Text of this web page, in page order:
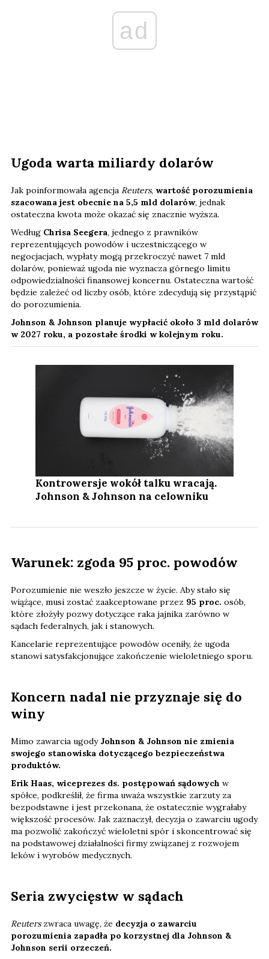
ad
Ugoda warta miliardy dolarów
Jak poinformowała agencja Reuters, wartość porozumienia
szacowana jest obecnie na 5,5 mld dolarów, jednak
ostateczna kwota może okazać się znacznie wyższa.
Według Chrisa Seegera, jednego z prawników
reprezentujących powodów i uczestniczącego w
negocjacjach, wypłaty mogą przekroczyć nawet 7 mld
dolarów, ponieważ ugoda nie wyznacza górnego limitu
odpowiedzialności finansowej koncernu. Ostateczna wartość
będzie zależeć od liczby osób, które zdecydują się przystąpić
do porozumienia.
Johnson & Johnson planuje wypłacić około 3 mld dolarów
w 2027 roku, a pozostałe środki w kolejnym roku.
Kontrowersje wokół talku wracają.
Johnson & Johnson na celowniku
Warunek: zgoda 95 proc. powodów
Porozumienie nie weszło jeszcze w życie. Aby stało się
wiążące, musi zostać zaakceptowane przez 95 proc. osób,
które złożyły pozwy dotyczące raka jajnika zarówno w
sądach federalnych, jak i stanowych.
Kancelarie reprezentujące powodów oceniły, że ugoda
stanowi satysfakcjonujące zakończenie wieloletniego sporu.
Koncern nadal nie przyznaje się do
winy
Mimo zawarcia ugody Johnson & Johnson nie zmienia
swojego stanowiska dotyczącego bezpieczeństwa
produktów.
Erik Haas, wiceprezes ds. postępowań sądowych w
spółce, podkreślił, że firma uważa wszystkie zarzuty za
bezpodstawne i jest przekonana, że ostatecznie wygrałaby
większość procesów. Jak zaznaczył, decyzja o zawarciu ugody
ma pozwolić zakończyć wieloletni spór i skoncentrować się
na podstawowej działalności firmy związanej z rozwojem
leków i wyrobów medycznych.
Seria zwycięstw w sądach
Reuters zwraca uwagę, że decyzja o zawarciu
porozumienia zapadła po korzystnej dla Johnson &
Johnson serii orzeczeń.